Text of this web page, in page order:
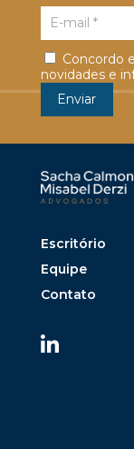
Concordo
novidades e
Escritório
Equipe
Contato